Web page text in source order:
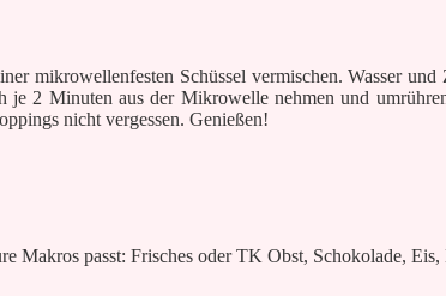
mikrowellenfesten Schüssel vermischen. Wasser
je 2 Minuten aus der Mikrowelle nehmen und
nicht vergessen. Genießen!
Makros passt: Frisches oder TK Obst, Schokolade,